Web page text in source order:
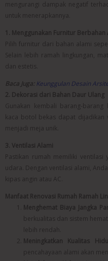
mengurangi dampak negatif
untuk menerapkannya.
1. Menggunakan Furnitur Berbahan
Pilih furnitur dari bahan alami
Selain lebih ramah lingkungan,
dan estetis.
Baca Juga: Keunggulan Desain
2. Dekorasi dari Bahan Daur Ulang
Gunakan kembali barang-
kaca botol bekas dapat dijadikan
menjadi meja unik.
3. Ventilasi Alami
Pastikan rumah memiliki ventilasi
udara. Dengan ventilasi alami,
kipas angin atau AC.
Manfaat Renovasi Rumah Ramah
Menghemat Biaya Jangka
berkualitas dan sistem
lebih rendah.
Meningkatkan Kualitas
pencahayaan alami akan